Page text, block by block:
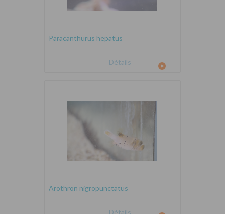
Paracanthurus hepatus
Détails
Arothron nigropunctatus
Détails